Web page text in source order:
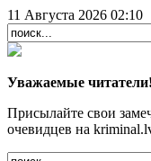
11 Августа 2026 02:10
Уважаемые читатели!
Присылайте свои
очевидцев на